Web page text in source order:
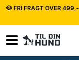
🐶 FRI FRAGT OVER